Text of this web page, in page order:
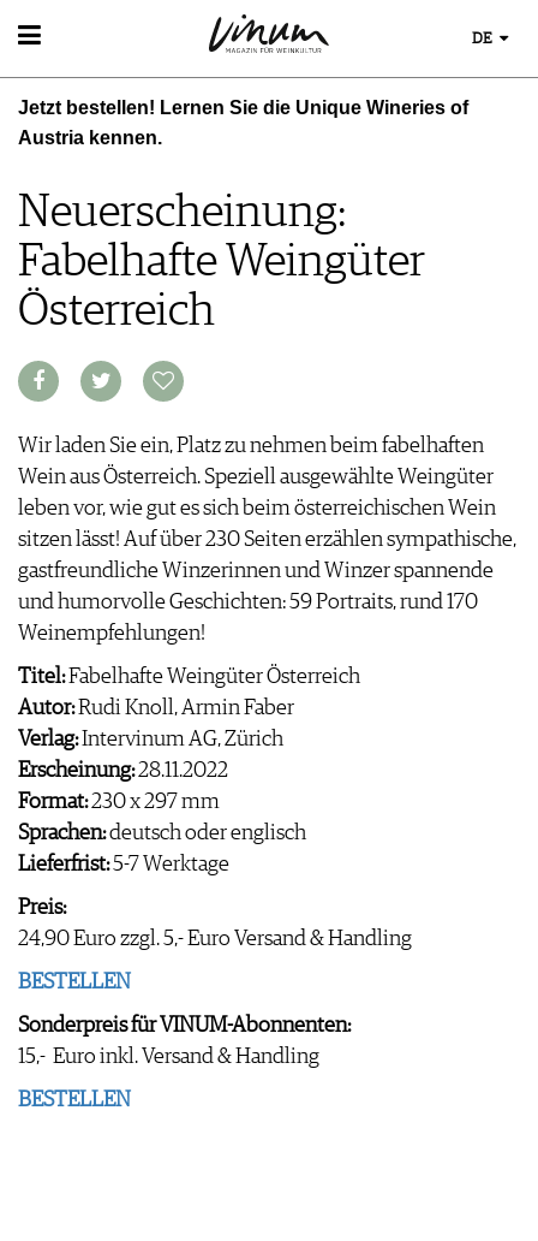
WEIN
WEINSUCHE
GUIDE WEINGÜTER
WINZER
TRINKREIFETABELLE
UNIQUE WINERIES
CLUB LES DOMAINES
WEINWISSEN
WEINGESCHICHTE
WEINLAGERUNG
TIPPS & TRICKS
EVENTKALENDER
AWARDS
EVENT-BILDER
ESSEN & TRINKEN
FOOD PAIRING TIPPS
FOOD PAIRING TABELLE
REZEPTE
HOTSPOTS
MAGAZIN
REPORTAGEN
WINEGUIDES
EXTRAS
ABO
AUSGABE
ARCHIV
VORTEILSWELT
APPS
BILDSTRECKEN
BÜCHER
NEWS
WEINSZENE
PORTRAITS
VINOPHILES
ARCHIV
ANMELDEN
AWARDS
GEWINNSPIELE
VORTEILSWELT
TRINKREIFETABELLE
ABO
WEINSUCHE
NEWSLETTER
REDAKTION
JOBS
WERBUNG
IMPRESSUM
FAQ
DE
Jetzt bestellen! Lernen Sie die Unique Wineries of
Austria kennen.
Neuerscheinung:
Fabelhafte Weingüter
Österreich
Wir laden Sie ein, Platz zu nehmen beim fabelhaften
Wein aus Österreich. Speziell ausgewählte Weingüter
leben vor, wie gut es sich beim österreichischen Wein
sitzen lässt! Auf über 230 Seiten erzählen sympathische,
gastfreundliche Winzerinnen und Winzer spannende
und humorvolle Geschichten: 59 Portraits, rund 170
Weinempfehlungen!
Titel:Fabelhafte Weingüter Österreich
Autor:Rudi Knoll, Armin Faber
Verlag:Intervinum AG, Zürich
Erscheinung:28.11.2022
Format:230 x 297 mm
Sprachen:deutsch oder englisch
Lieferfrist:5-7 Werktage
Preis:
24,90 Euro zzgl. 5,- Euro Versand & Handling
BESTELLEN
Sonderpreis für VINUM-Abonnenten:
15,- Euro inkl. Versand & Handling
BESTELLEN